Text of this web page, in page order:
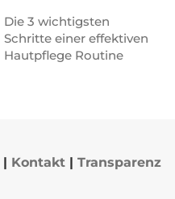
Die 3 wichtigsten
Schritte einer effektiven
Hautpflege Routine
| Kontakt | Transparenz